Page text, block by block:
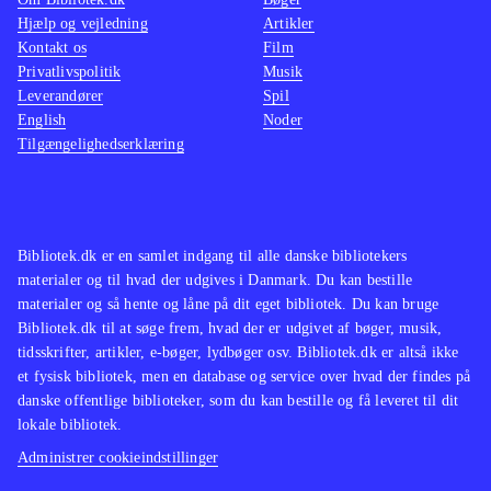
NorrellVindens skygge
Den
hemmelige historie
Byen i skyerne
Vindens skygge, Den hemmelige
historie eller Byen i skyerne for flere
episke fortællinger, der på forskellig
Den hemmelige historie eller Byen i
skyerne for flere episke fortællinger,
der på forskellig vis omhandler
akademi, bøger, forbrydelse, skæbne
og magiLæs fx Jonathan Strange &
Mr. Norrell, Vindens skygge,
Byen i skyerne for flere episke
Bibliotek.dk er en samlet indgang til alle danske bibliotekers
materialer og til hvad der udgives i Danmark. Du kan bestille
materialer og så hente og låne på dit eget bibliotek. Du kan bruge
Bibliotek.dk til at søge frem, hvad der er udgivet af bøger, musik,
tidsskrifter, artikler, e-bøger, lydbøger osv. Bibliotek.dk er altså ikke
et fysisk bibliotek, men en database og service over hvad der findes på
danske offentlige biblioteker, som du kan bestille og få leveret til dit
lokale bibliotek.
Administrer cookieindstillinger
Hjælp og vejledning
Kontakt os
Privatlivspolitik
Leverandører
English
Tilgængelighedserklæring
Artikler
Film
Musik
Spil
Noder